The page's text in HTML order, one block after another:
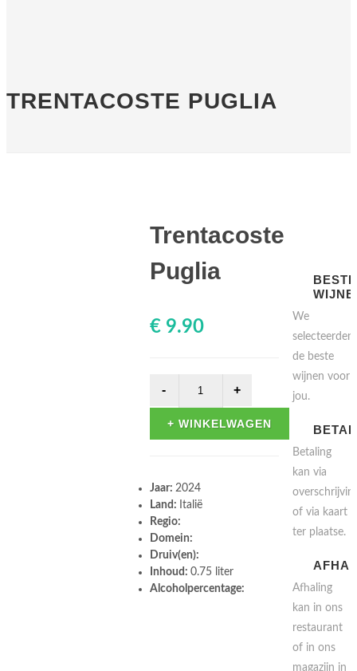
TRENTACOSTE PUGLIA
Trentacoste
Puglia
€ 9.90
+ WINKELWAGEN
Jaar: 2024
Land: Italië
Regio:
Domein:
Druiv(en):
Inhoud: 0.75 liter
Alcoholpercentage:
BESTE
We
selecteerden
de beste
wijnen voor
jou.
Betaling
kan via
of via kaart
ter plaatse.
Afhaling
kan in ons
restaurant
of in ons
magazijn in